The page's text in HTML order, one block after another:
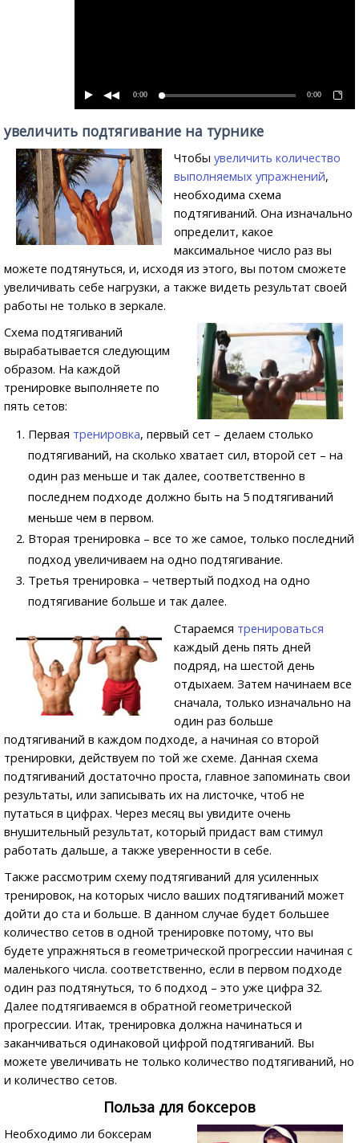
0:00 0:00
увеличить подтягивание на турнике
Чтобы увеличить количество
выполняемых упражнений,
необходима схема
подтягиваний. Она изначально
определит, какое
максимальное число раз вы
можете подтянуться, и, исходя из этого, вы потом сможете
увеличивать себе нагрузки, а также видеть результат своей
работы не только в зеркале.
Схема подтягиваний
вырабатывается следующим
образом. На каждой
тренировке выполняете по
пять сетов:
Первая тренировка, первый сет – делаем столько
подтягиваний, на сколько хватает сил, второй сет – на
один раз меньше и так далее, соответственно в
последнем подходе должно быть на 5 подтягиваний
меньше чем в первом.
Вторая тренировка – все то же самое, только последний
подход увеличиваем на одно подтягивание.
Третья тренировка – четвертый подход на одно
подтягивание больше и так далее.
Стараемся тренироваться
каждый день пять дней
подряд, на шестой день
отдыхаем. Затем начинаем все
сначала, только изначально на
один раз больше
подтягиваний в каждом подходе, а начиная со второй
тренировки, действуем по той же схеме. Данная схема
подтягиваний достаточно проста, главное запоминать свои
результаты, или записывать их на листочке, чтоб не
путаться в цифрах. Через месяц вы увидите очень
внушительный результат, который придаст вам стимул
работать дальше, а также уверенности в себе.
Также рассмотрим схему подтягиваний для усиленных
тренировок, на которых число ваших подтягиваний может
дойти до ста и больше. В данном случае будет большее
количество сетов в одной тренировке потому, что вы
будете упражняться в геометрической прогрессии начиная с
маленького числа. соответственно, если в первом подходе
один раз подтянуться, то 6 подход – это уже цифра 32.
Далее подтягиваемся в обратной геометрической
прогрессии. Итак, тренировка должна начинаться и
заканчиваться одинаковой цифрой подтягиваний. Вы
можете увеличивать не только количество подтягиваний, но
и количество сетов.
Польза для боксеров
Необходимо ли боксерам